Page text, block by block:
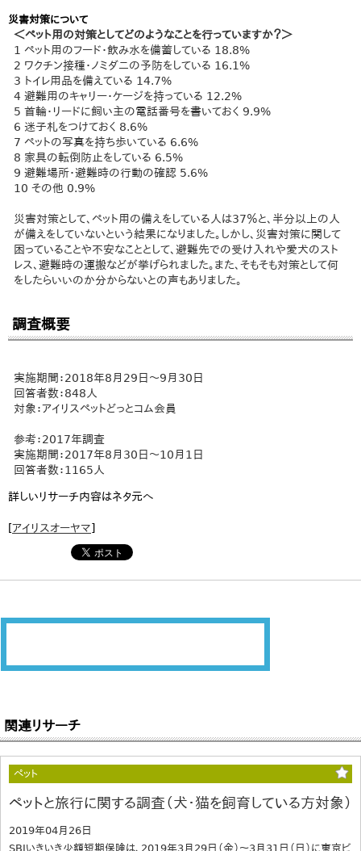
災害対策について
＜ペット用の対策としてどのようなことを行っていますか？＞
1 ペット用のフード・飲み水を備蓄している 18.8%
2 ワクチン接種・ノミダニの予防をしている 16.1%
3 トイレ用品を備えている 14.7%
4 避難用のキャリー・ケージを持っている 12.2%
5 首輪・リードに飼い主の電話番号を書いておく 9.9%
6 迷子札をつけておく 8.6%
7 ペットの写真を持ち歩いている 6.6%
8 家具の転倒防止をしている 6.5%
9 避難場所・避難時の行動の確認 5.6%
10 その他 0.9%
災害対策として、ペット用の備えをしている人は37％と、半分以上の人
が備えをしていないという結果になりました。しかし、災害対策に関して
困っていることや不安なこととして、避難先での受け入れや愛犬のスト
レス、避難時の運搬などが挙げられました。また、そもそも対策として何
をしたらいいのか分からないとの声もありました。
調査概要
実施期間：2018年8月29日～9月30日
回答者数：848人
対象：アイリスペットどっとコム会員
参考：2017年調査
実施期間：2017年8月30日～10月1日
回答者数：1165人
詳しいリサーチ内容はネタ元へ
[アイリスオーヤマ]
関連リサーチ
ペット
ペットと旅行に関する調査（犬・猫を飼育している方対象）
2019年04月26日
SBIいきいき少額短期保険は、2019年3月29日（金）～3月31日（日）に東京ビ